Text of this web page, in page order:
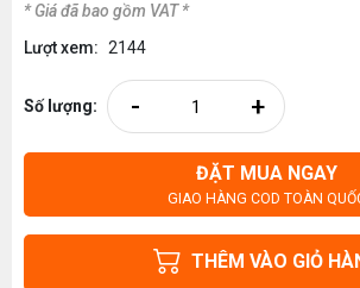
* Giá đã bao gồm VAT *
Lượt xem: 2144
Số lượng: - +
ĐẶT MUA NGAY
GIAO HÀNG COD TOÀN
THÊM VÀO GIỎ